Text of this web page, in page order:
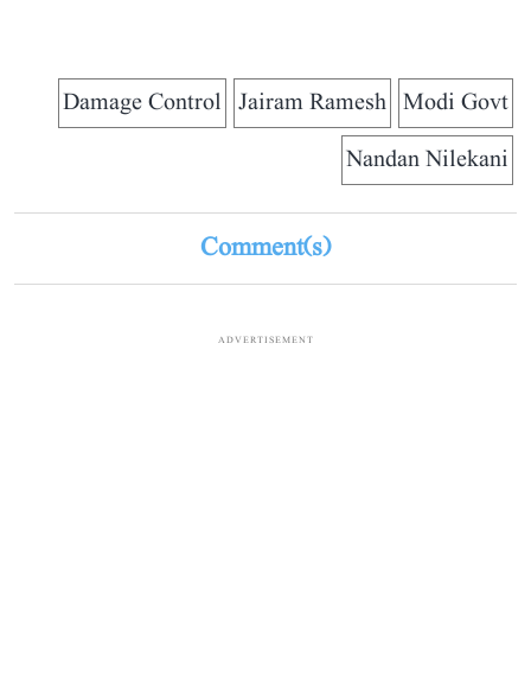
Modi Govt
Jairam Ramesh
Damage Control
Nandan Nilekani
Comment(s)
ADVERTISEMENT